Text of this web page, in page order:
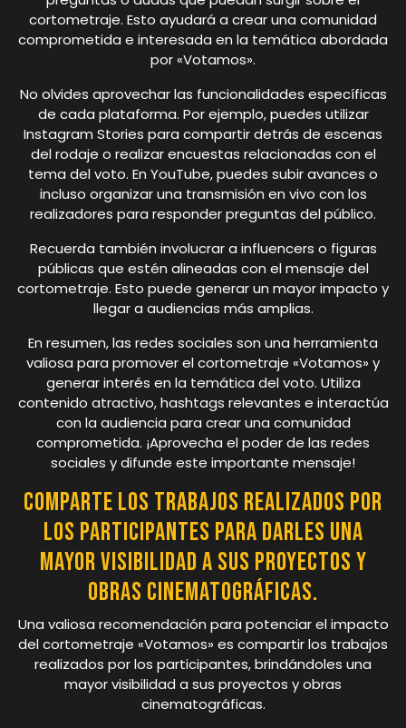
cortometraje. Esto ayudará a crear una comunidad
comprometida e interesada en la temática abordada
por «Votamos».
No olvides aprovechar las funcionalidades específicas
de cada plataforma. Por ejemplo, puedes utilizar
Instagram Stories para compartir detrás de escenas
del rodaje o realizar encuestas relacionadas con el
tema del voto. En YouTube, puedes subir avances o
incluso organizar una transmisión en vivo con los
realizadores para responder preguntas del público.
Recuerda también involucrar a influencers o figuras
públicas que estén alineadas con el mensaje del
cortometraje. Esto puede generar un mayor impacto y
llegar a audiencias más amplias.
En resumen, las redes sociales son una herramienta
valiosa para promover el cortometraje «Votamos» y
generar interés en la temática del voto. Utiliza
contenido atractivo, hashtags relevantes e interactúa
con la audiencia para crear una comunidad
comprometida. ¡Aprovecha el poder de las redes
sociales y difunde este importante mensaje!
Comparte los trabajos realizados por
los participantes para darles una
mayor visibilidad a sus proyectos y
obras cinematográficas.
Una valiosa recomendación para potenciar el impacto
del cortometraje «Votamos» es compartir los trabajos
realizados por los participantes, brindándoles una
mayor visibilidad a sus proyectos y obras
cinematográficas.